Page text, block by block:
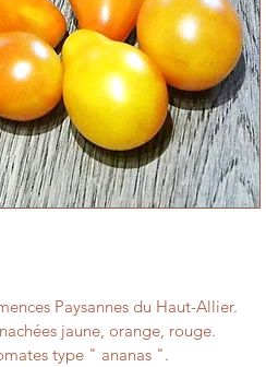
Paysannes du Haut-Allier.
jaune, orange, rouge.
type " ananas ".